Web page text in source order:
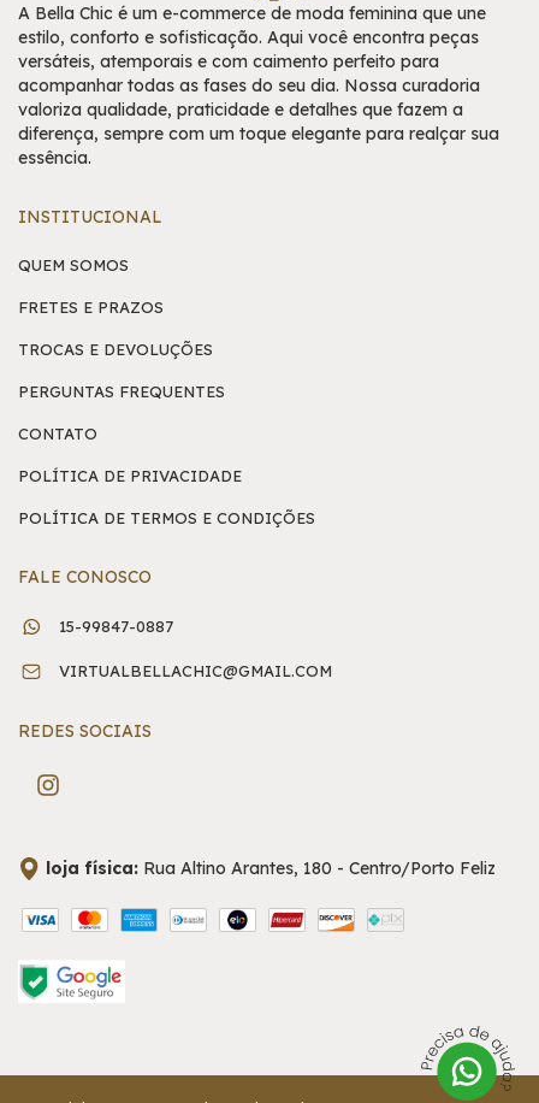
A Bella Chic é um e-commerce de moda feminina que une
estilo, conforto e sofisticação. Aqui você encontra peças
versáteis, atemporais e com caimento perfeito para
acompanhar todas as fases do seu dia. Nossa curadoria
valoriza qualidade, praticidade e detalhes que fazem a
diferença, sempre com um toque elegante para realçar sua
essência.
INSTITUCIONAL
QUEM SOMOS
FRETES E PRAZOS
TROCAS E DEVOLUÇÕES
PERGUNTAS FREQUENTES
CONTATO
POLÍTICA DE PRIVACIDADE
POLÍTICA DE TERMOS E CONDIÇÕES
FALE CONOSCO
15-99847-0887
VIRTUALBELLACHIC@GMAIL.COM
REDES SOCIAIS
loja física: Rua Altino Arantes, 180 - Centro/Porto Feliz